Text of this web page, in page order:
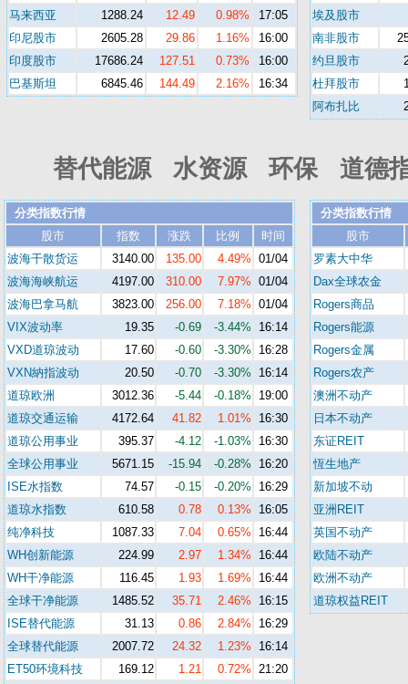
马来西亚
1288.24 12.49 0.98%
17:05
印尼股市
2605.28 29.86 1.16%
16:00
印度股市
17686.24 127.51 0.73%
16:00
巴基斯坦
6845.46 144.49 2.16% 16:34
埃及股市
南非股市
约旦股市
杜拜股市
阿布扎比
替代能源 水资源 环保 道德
分类指数行情
股市
指数 涨跌 比例
时间
波海干散货运
3140.00 135.00 4.49% 01/04
波海海峡航运
4197.00 310.00 7.97% 01/04
波海巴拿马航
3823.00 256.00 7.18% 01/04
VIX波动率
19.35 -0.69 -3.44%
16:14
VXD道琼波动
17.60 -0.60 -3.30%
16:28
VXN納指波动
20.50 -0.70 -3.30%
16:14
道琼欧洲
3012.36 -5.44 -0.18%
19:00
道琼交通运输
4172.64 41.82 1.01%
16:30
道琼公用事业
395.37 -4.12 -1.03%
16:30
全球公用事业
5671.15 -15.94 -0.28%
16:20
ISE水指数
74.57 -0.15 -0.20%
16:29
道琼水指数
610.58 0.78 0.13%
16:05
纯净科技
1087.33 7.04 0.65%
16:44
WH创新能源
224.99 2.97 1.34%
16:44
WH干净能源
116.45 1.93 1.69%
16:44
全球干净能源
1485.52 35.71 2.46%
16:15
ISE替代能源
31.13 0.86 2.84%
16:29
全球替代能源
2007.72 24.32 1.23%
16:14
ET50环境科技
169.12 1.21 0.72% 21:20
分类指数行情
股市
罗素大中华
Dax全球农金
Rogers商品
Rogers能源
Rogers金属
Rogers农产
澳洲不动产
日本不动产
东证REIT
恆生地产
新加坡不动
亚洲REIT
英国不动产
欧陆不动产
欧洲不动产
道琼权益REIT